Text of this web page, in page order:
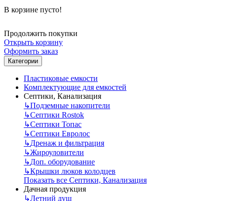
В корзине пусто!
Продолжить покупки
Открыть корзину
Оформить заказ
Категории
Пластиковые емкости
Комплектующие для емкостей
Септики, Канализация
↳Подземные накопители
↳Септики Rostok
↳Септики Топас
↳Септики Евролос
↳Дренаж и фильтрация
↳Жироуловители
↳Доп. оборудование
↳Крышки люков колодцев
Показать все Септики, Канализация
Дачная продукция
↳Летний душ